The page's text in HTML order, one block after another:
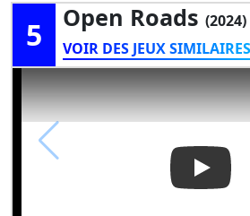
5 Open Roads (2024)
VOIR DES JEUX SIMILAIRES
Play